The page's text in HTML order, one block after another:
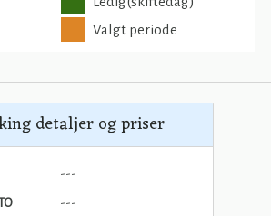
detaljer og priser
---
---